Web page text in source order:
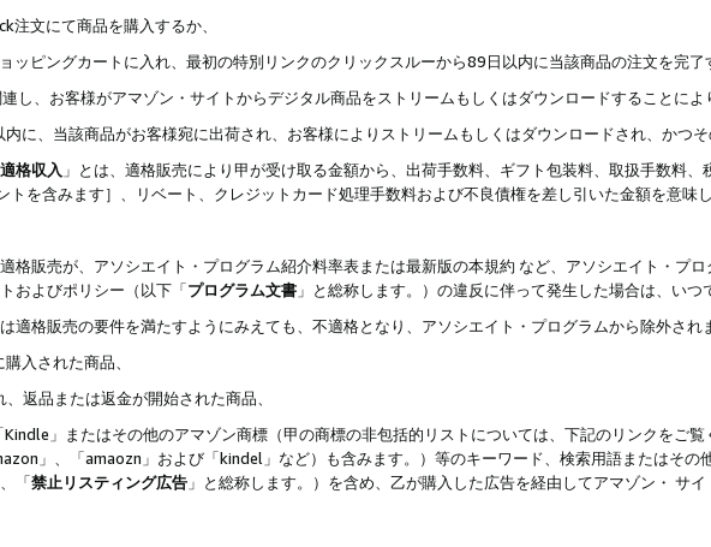
注文にて商品を購入するか、
ッピングカートに入れ、最初の特別リンクのクリックスルーから89日以内に当該商品の注文を完
し、お客様がアマゾン・サイトからデジタル商品をストリームもしくはダウンロードすることによ
に、当該商品がお客様宛に出荷され、お客様によりストリームもしくはダウンロードされ、かつそ
適格収入 」とは、適格販売により甲が受け取る金額から、出荷手数料、ギフト包装料、取扱手数料
トを含みます］、リベート、クレジットカード処理手数料および不良債権を差し引いた金額を意味し
格販売が、アソシエイト・プログラム紹介料率表または最新版の本規約 など、アソシエイト・プ
およびポリシー（以下「プログラム文書 」と総称します。）の違反に伴って発生した場合は、いつ
適格販売の要件を満たすようにみえても、不適格となり、アソシエイト・プログラムから除外され
入された商品、
返品または返金が開始された商品、
Kindle」またはその他のアマゾン商標（甲の商標の非包括的リストについては、下記のリンクをご
」、「amaozn」および「kindel」など）も含みます。）等のキーワード、検索用語またはそ
「禁止リスティング広告 」と総称します。）を含め、乙が購入した広告を経由してアマゾン・ サ